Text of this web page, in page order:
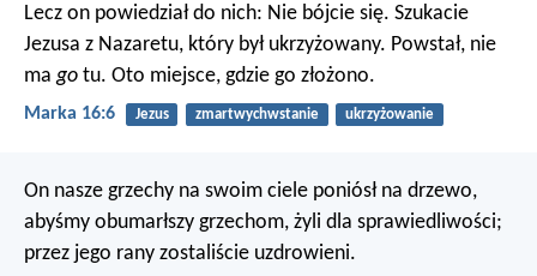
Lecz on powiedział do nich: Nie bójcie się. Szukacie
Jezusa z Nazaretu, który był ukrzyżowany. Powstał, nie
ma go tu. Oto miejsce, gdzie go złożono.
Marka 16:6 Jezus zmartwychwstanie ukrzyżowanie
On nasze grzechy na swoim ciele poniósł na drzewo,
abyśmy obumarłszy grzechom, żyli dla sprawiedliwości;
przez jego rany zostaliście uzdrowieni.